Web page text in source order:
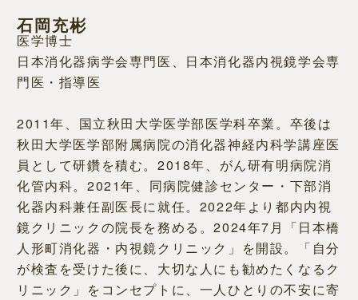
石岡充彬
医学博士
日本消化器病学会専門医、日本消化器内視鏡学会専
門医・指導医
2011年、国立秋田大学医学部医学科卒業。卒後は
秋田大学医学部附属病院の消化器神経内科学講座医
員として研鑽を積む。2018年、がん研有明病院消
化管内科。2021年、同病院健診センター・下部消
化器内科兼任副医長に就任。2022年より都内内視
鏡クリニックの院長を務める。2024年7月「日本橋
人形町消化器・内視鏡クリニック」を開設。「自分
が検査を受けた後に、大切な人にも勧めたくなるク
リニック」をコンセプトに、一人ひとりの不安に寄